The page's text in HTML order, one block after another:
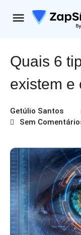
Quais 6
existem e
Getúlio Santos
Sem